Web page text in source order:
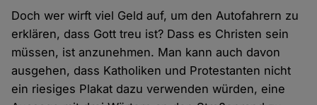
Doch wer wirft viel Geld auf, um den Autofahrern zu
erklären, dass Gott treu ist? Dass es Christen sein
müssen, ist anzunehmen. Man kann auch davon
ausgehen, dass Katholiken und Protestanten nicht
ein riesiges Plakat dazu verwenden würden, eine